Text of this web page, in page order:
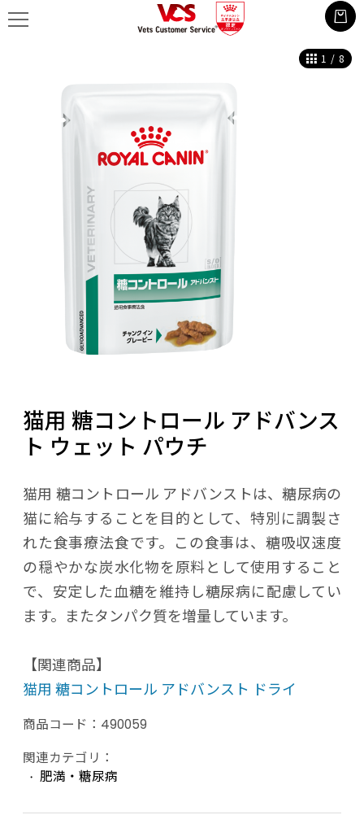
1 / 8
猫用 糖コントロール アドバンス
ト ウェット パウチ
猫用 糖コントロール アドバンストは、糖尿病の
猫に給与することを目的として、特別に調製さ
れた食事療法食です。この食事は、糖吸収速度
の穏やかな炭水化物を原料として使用すること
で、安定した血糖を維持し糖尿病に配慮してい
ます。またタンパク質を増量しています。
【関連商品】
猫用 糖コントロール アドバンスト ドライ
商品コード： 490059
関連カテゴリ：
肥満・糖尿病